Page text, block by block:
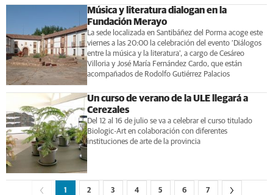
Música y literatura dialogan en la
Fundación Merayo
La sede localizada en Santibáñez del Porma acoge este
viernes a las 20:00 la celebración del evento ‘Diálogos
entre la música y la literatura', a cargo de Cesáreo
Villoria y José María Fernández Cardo, que están
acompañados de Rodolfo Gutiérrez Palacios
Un curso de verano de la ULE llegará a
Cerezales
Del 12 al 16 de julio se va a celebrar el curso titulado
Biologic-Art en colaboración con diferentes
instituciones de arte de la provincia
1 2 3 4 5 6 7